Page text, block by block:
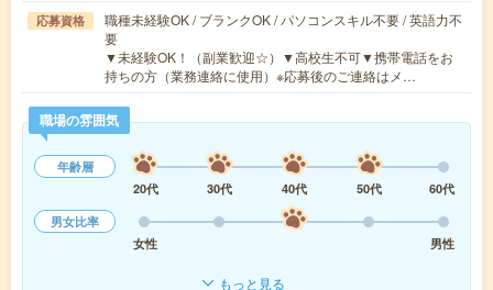
応募資格
職種未経験OK / ブランクOK / パソコンスキル不要 / 英語力不
要
▼未経験OK！（副業歓迎☆）▼高校生不可▼携帯電話をお
持ちの方（業務連絡に使用）※応募後のご連絡はメ…
職場の雰囲気
年齢層
20代
30代 40代 50代
60代
男女比率
女性
男性
もっと見る